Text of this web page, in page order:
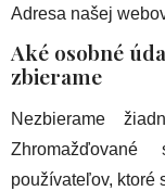
Adresa našej
Aké osobné
zbierame
Nezbierame
používateľov, ktoré